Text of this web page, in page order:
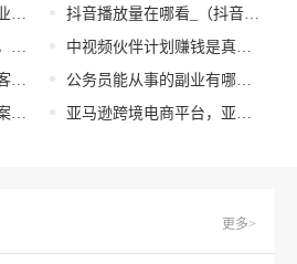
？
？
抖音播放量在哪看_（抖音播放量在哪看别人）
中视频伙伴计划赚钱是真的吗（中视频伙伴计划就是坑）
公务员能从事的副业有哪些(公务员能从事的副业有哪些法条)
亚马逊跨境电商平台，亚马逊跨境电商平台怎么入驻？
更多>